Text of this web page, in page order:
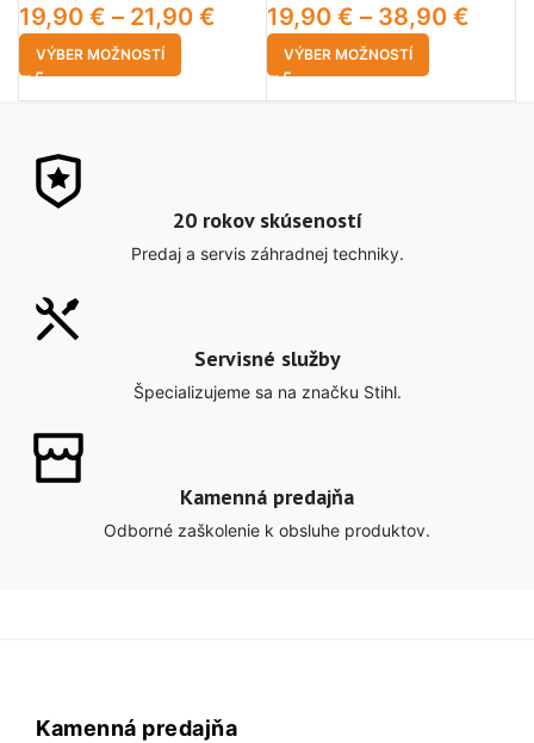
19,90 € – 21,90 €
VÝBER MOŽNOSTÍ
19,90 € – 38,90 €
VÝBER MOŽNOSTÍ
20 rokov skúseností
Predaj a servis záhradnej techniky.
Servisné služby
Špecializujeme sa na značku Stihl.
Kamenná predajňa
Odborné zaškolenie k obsluhe produktov.
Kamenná predajňa